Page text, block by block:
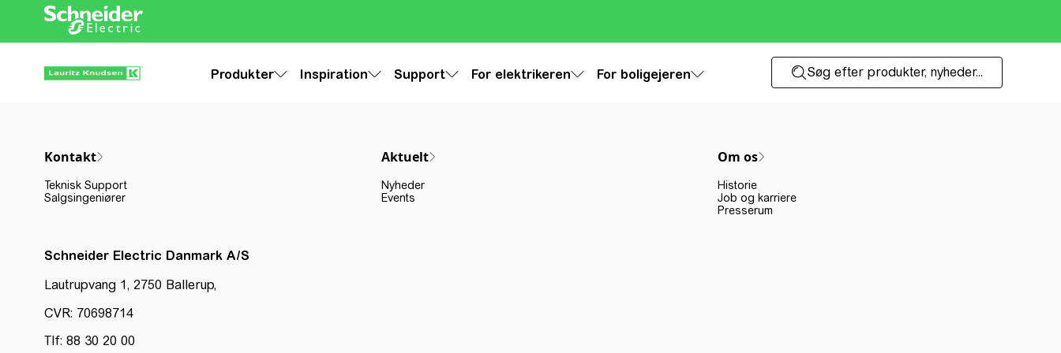
Produkter Inspiration Support For elektrikeren For boligejeren Søg efter produkter, nyheder...
Kontakt
Teknisk Support
Salgsingeniører
Aktuelt
Nyheder
Events
Om os
Historie
Job og karriere
Presserum
Schneider Electric Danmark A/S
Lautrupvang 1, 2750 Ballerup,
CVR: 70698714
Tlf: 88 30 20 00